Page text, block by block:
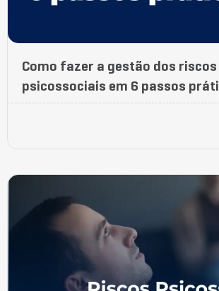
Como fazer a gestão dos riscos
psicossociais em 6 passos